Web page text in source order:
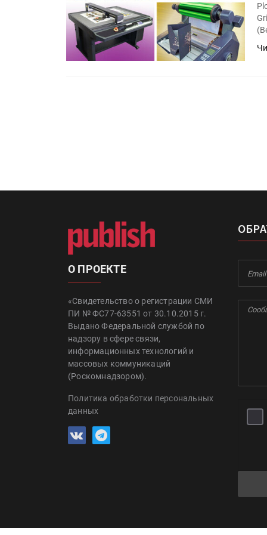
IPSA 2026 приглашает за
поставщиками и новыми
решениями для брендов
Kairos выпускает станцию
О ПРОЕКТЕ
«Свидетельство о регистрации СМИ
ПИ № ФС77-63551 от 30.10.2015 г.
Выдано Федеральной службой по
надзору в сфере связи,
информационных технологий и
массовых коммуникаций
(Роскомнадзором).
Политика обработки персональных
данных